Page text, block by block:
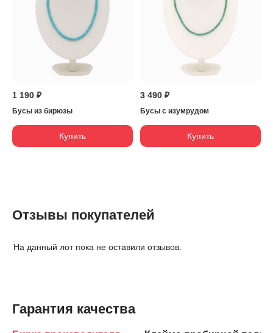
1 190 ₽
Бусы из бирюзы
Купить
3 490 ₽
Бусы с изумрудом
Купить
Отзывы покупателей
На данный лот пока не оставили отзывов.
Гарантия качества